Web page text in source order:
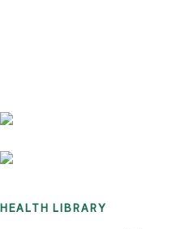
HEALTH LIBRARY